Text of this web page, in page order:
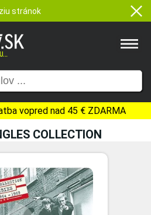
stránok
vopred nad 45 € ZDARMA
COLLECTION